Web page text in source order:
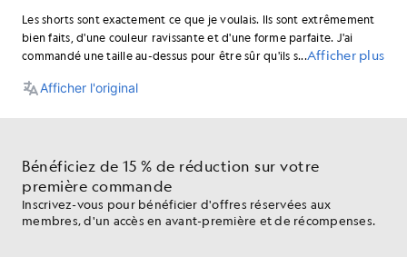
Bénéficiez de 15 % de réduction sur votre
première commande
Inscrivez-vous pour bénéficier d'offres réservées aux
membres, d'un accès en avant-première et de récompenses.